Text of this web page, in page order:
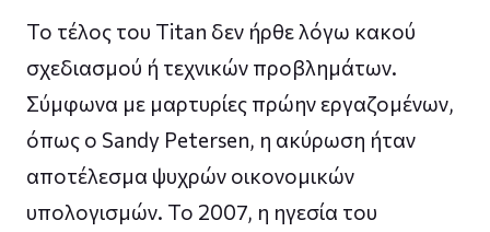
Το τέλος του Titan δεν ήρθε λόγω κακού
σχεδιασμού ή τεχνικών προβλημάτων.
Σύμφωνα με μαρτυρίες πρώην εργαζομένων,
όπως ο Sandy Petersen, η ακύρωση ήταν
αποτέλεσμα ψυχρών οικονομικών
υπολογισμών. Το 2007, η ηγεσία του